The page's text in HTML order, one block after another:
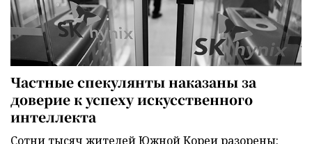
Частные спекулянты наказаны за
доверие к успеху искусственного
интеллекта
Сотни тысяч жителей Южной Кореи разорены: